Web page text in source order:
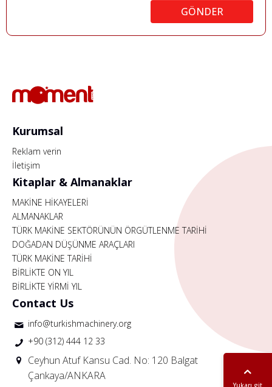
GÖNDER
Yukarı git
Kurumsal
Reklam verin
İletişim
Kitaplar & Almanaklar
MAKİNE HİKAYELERİ
ALMANAKLAR
TÜRK MAKİNE SEKTÖRÜNÜN ÖRGÜTLENME TARİHİ
DOĞADAN DÜŞÜNME ARAÇLARI
TÜRK MAKİNE TARİHİ
BİRLİKTE ON YIL
BİRLİKTE YİRMİ YIL
Contact Us
info@turkishmachinery.org
+90 (312) 444 12 33
Ceyhun Atuf Kansu Cad. No: 120 Balgat
Çankaya/ANKARA